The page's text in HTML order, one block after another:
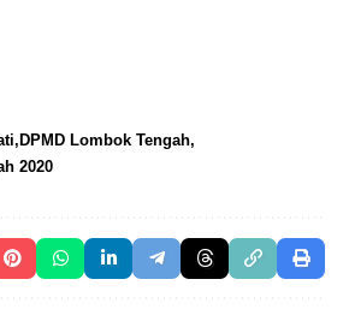
DPMD Lombok Tengah
2020